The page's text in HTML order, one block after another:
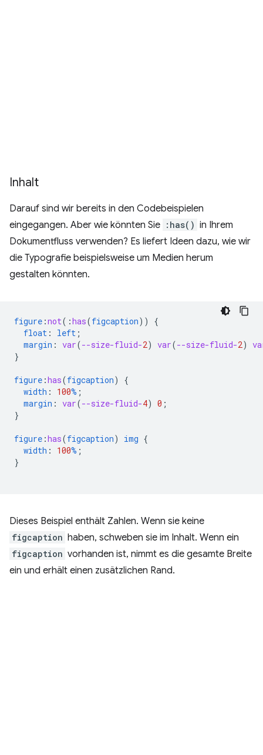
Inhalt
Darauf sind wir bereits in den Codebeispielen
eingegangen. Aber wie könnten Sie :has() in Ihrem
Dokumentfluss verwenden? Es liefert Ideen dazu, wie wir
die Typografie beispielsweise um Medien herum
gestalten könnten.
figure :not( :has(figcaption))
{
float : left ;
margin : var(--size-fluid-2) var(--size-fluid-2)
}
figure :has(figcaption)
{
width : 100% ;
margin : var(--size-fluid-4) 0 ;
}
figure :has(figcaption) img {
width : 100% ;
}
Dieses Beispiel enthält Zahlen. Wenn sie keine
figcaption haben, schweben sie im Inhalt. Wenn ein
figcaption vorhanden ist, nimmt es die gesamte Breite
ein und erhält einen zusätzlichen Rand.